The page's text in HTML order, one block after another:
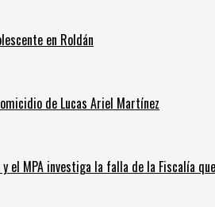
en Roldán
de Lucas Ariel Martínez
el MPA investiga la falla de la Fiscalía